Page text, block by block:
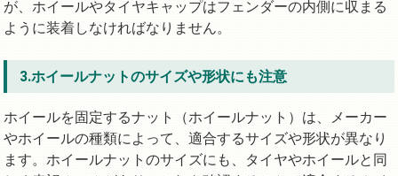
が、ホイールやタイヤキャップはフェンダーの内側に収まる
ように装着しなければなりません。
3.ホイールナットのサイズや形状にも注意
ホイールを固定するナット（ホイールナット）は、メーカー
やホイールの種類によって、適合するサイズや形状が異なり
ます。ホイールナットのサイズにも、タイヤやホイールと同